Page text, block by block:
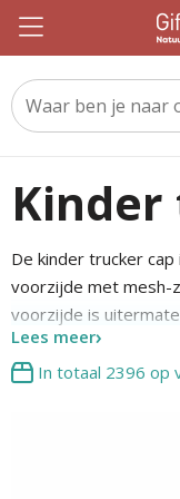
Beurs &
Drinkwaren
Eten & drinken
Kleding en caps
Notitieboeken
Custom made
Custom made
WMF
JBL
Samsonite
Sony
Geslaagden en
Pakketten voor
Pasen
Kerstsjaals
Kerstpakketten
Kerstgadgets
Kerstverpakkingen
De kinder trucker
voorzijde met mesh-
voorzijde is
Lees meer
In totaal 2396 op